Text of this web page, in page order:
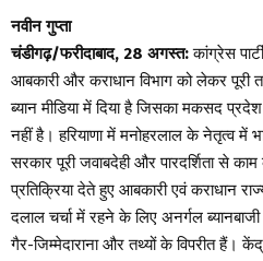
नवीन गुप्ता
चंडीगढ़/फरीदाबाद, 28 अगस्त:कांग्रेस
आबकारी और कराधान विभाग को लेकर पूरी
ब्यान मीडिया में दिया है जिसका मकसद
नहीं है। हरियाणा में मनोहरलाल के नेतृत्व
सरकार पूरी जवाबदेही और पारदर्शिता से
प्रतिक्रिया देते हुए आबकारी एवं कराधान
दलाल चर्चा में रहने के लिए अनर्गल
गैर-जिम्मेदाराना और तथ्यों के विपरीत हैं।